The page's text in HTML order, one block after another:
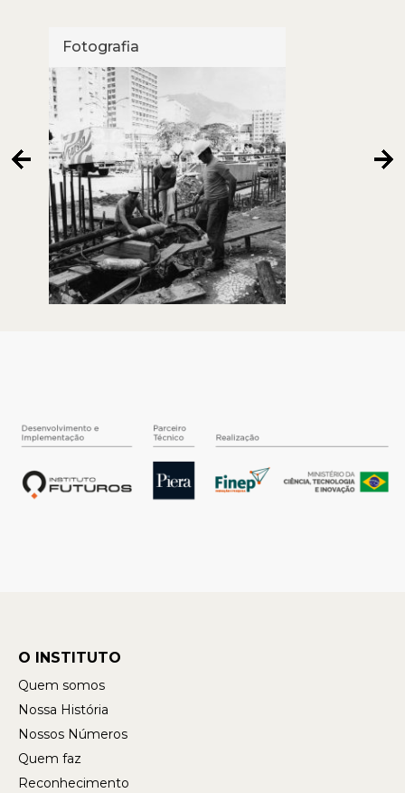
Fotografia
O INSTITUTO
Quem somos
Nossa História
Nossos Números
Quem faz
Reconhecimento